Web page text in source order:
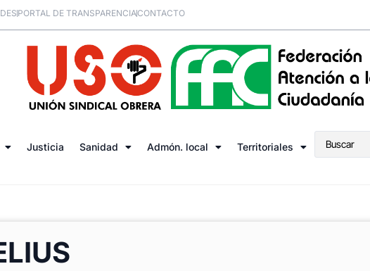
PORTAL DE TRANSPARENCIACONTACTO
Justicia Sanidad Admón. local Territoriales